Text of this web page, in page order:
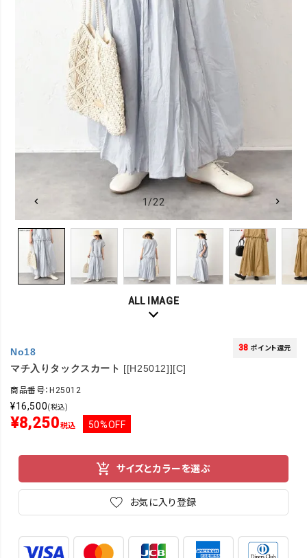
1/22
ALL IMAGE
No18
マチ入りタックスカート [[H25012]][C]
38 ポイント還元
商品番号：H25012
¥16,500(税込)
¥8,250税込 50%OFF
サイズとカラーを選ぶ
お気に入り登録